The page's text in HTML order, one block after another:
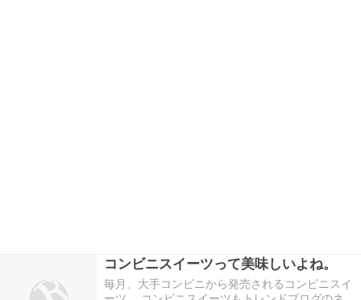
コンビニスイーツって美味しいよね。
毎月、大手コンビニから発売されるコンビニスイ